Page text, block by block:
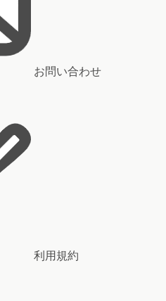
お問い合わせ
利用規約